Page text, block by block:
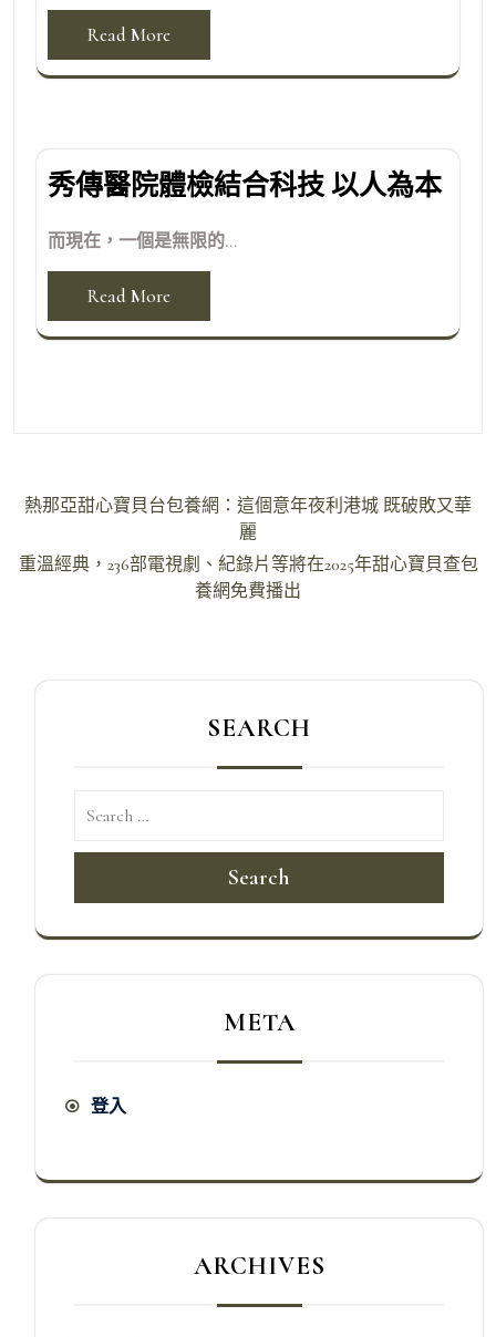
Read More
秀傳醫院體檢結合科技 以人為本
而現在，一個是無限的...
Read More
文
導
熱那亞甜心寶貝台包養網：這個意年夜利港城 既破敗又華
麗
重溫經典，236部電視劇、紀錄片等將在2025年甜心寶貝查包
養網免費播出
SEARCH
Search
META
登入
ARCHIVES